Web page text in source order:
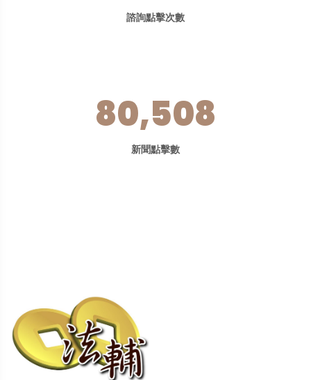
諮詢點擊次數
80,508
新聞點擊數